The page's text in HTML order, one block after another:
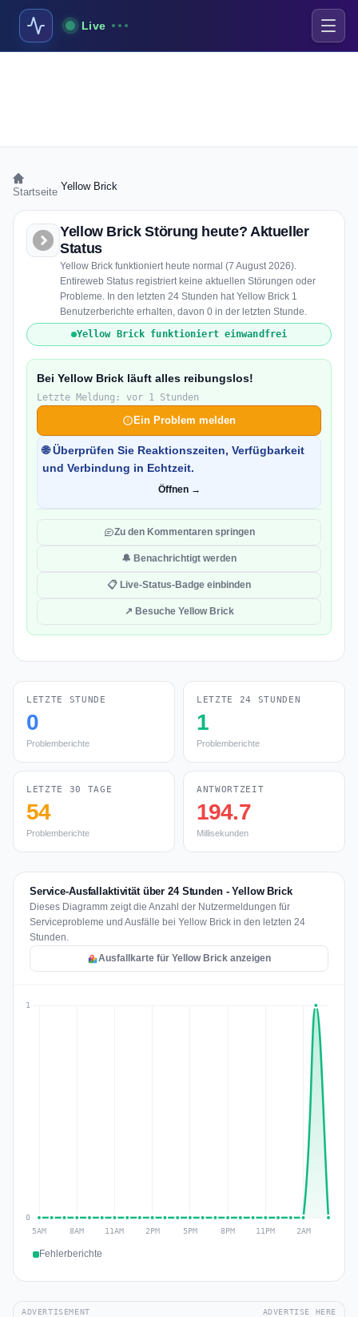
Live
Startseite Yellow Brick
Yellow Brick Störung heute? Aktueller
Status
Yellow Brick funktioniert heute normal (7 August 2026).
Entireweb Status registriert keine aktuellen Störungen oder
Probleme. In den letzten 24 Stunden hat Yellow Brick 1
Benutzerberichte erhalten, davon 0 in der letzten Stunde.
Yellow Brick funktioniert einwandfrei
Bei Yellow Brick läuft alles reibungslos!
Letzte Meldung: vor 1 Stunden
Ein Problem melden
🌐 Überprüfen Sie Reaktionszeiten, Verfügbarkeit
und Verbindung in Echtzeit.
Öffnen →
Zu den Kommentaren springen
🔔 Benachrichtigt werden
📋 Live-Status-Badge einbinden
↗ Besuche Yellow Brick
LETZTE STUNDE
0
Problemberichte
LETZTE 24 STUNDEN
1
Problemberichte
LETZTE 30 TAGE
54
Problemberichte
ANTWORTZEIT
194.7
Millisekunden
Service-Ausfallaktivität über 24 Stunden - Yellow Brick
Dieses Diagramm zeigt die Anzahl der Nutzermeldungen für
Serviceprobleme und Ausfälle bei Yellow Brick in den letzten 24
Stunden.
Ausfallkarte für Yellow Brick anzeigen
Fehlerberichte
ADVERTISEMENT ADVERTISE HERE